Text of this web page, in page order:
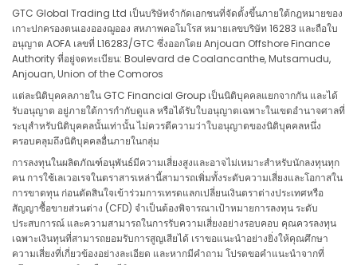
GTC Global Trading Ltd เป็นบริษัทจำกัดเอกชนที่จัดตั้งขึ้นภายใต้กฎหมายของ
เกาะปกครองตนเองอองฌูออง สหภาพคอโมโรส หมายเลขบริษัท 16283 และถือใบ
อนุญาต AOFA เลขที่ L16283/GTC ซึ่งออกโดย Anjouan Offshore Finance
Authority ที่อยู่จดทะเบียน: Boulevard de Coalancanthe, Mutsamudu,
Anjouan, Union of the Comoros
แต่ละนิติบุคคลภายใน GTC Financial Group เป็นนิติบุคคลแยกจากกัน และได้
รับอนุญาต อยู่ภายใต้การกำกับดูแล หรือได้รับใบอนุญาตเฉพาะในเขตอำนาจศาลที่
ระบุสำหรับนิติบุคคลนั้นเท่านั้น ไม่ควรตีความว่าใบอนุญาตของนิติบุคคลหนึ่ง
ครอบคลุมถึงนิติบุคคลอื่นภายในกลุ่ม
การลงทุนในผลิตภัณฑ์อนุพันธ์มีความเสี่ยงสูงและอาจไม่เหมาะสำหรับนักลงทุนทุก
คน การใช้เลเวอเรจในตราสารเหล่านี้สามารถเพิ่มทั้งระดับความเสี่ยงและโอกาสใน
การขาดทุน ก่อนตัดสินใจเข้าร่วมการเทรดแลกเปลี่ยนเงินตราต่างประเทศหรือ
สัญญาซื้อขายส่วนต่าง (CFD) จำเป็นต้องพิจารณาเป้าหมายการลงทุน ระดับ
ประสบการณ์ และความสามารถในการรับความเสี่ยงอย่างรอบคอบ คุณควรลงทุน
เฉพาะเงินทุนที่สามารถยอมรับการสูญเสียได้ เราขอแนะนำอย่างยิ่งให้คุณศึกษา
ความเสี่ยงที่เกี่ยวข้องอย่างละเอียด และหากมีคำถาม โปรดขอคำแนะนำจากที่